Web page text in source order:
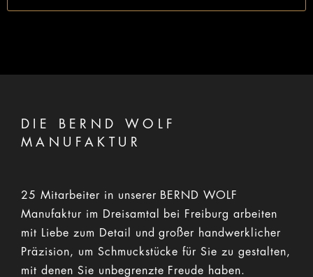
DIE BERND WOLF
MANUFAKTUR
25 Mitarbeiter in unserer BERND WOLF
Manufaktur im Dreisamtal bei Freiburg arbeiten
mit Liebe zum Detail und großer handwerklicher
Präzision, um Schmuckstücke für Sie zu gestalten,
mit denen Sie unbegrenzte Freude haben.